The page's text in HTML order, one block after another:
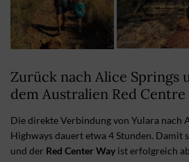
Zurück nach Alice Springs
dem Australien Red
Die direkte Verbindung von Yulara nach
Highways dauert etwa 4 Stunden. Damit
und der Red Center Way ist erfolgreich